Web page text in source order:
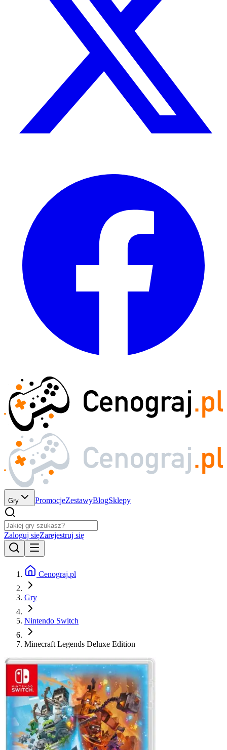
Gry PromocjeZestawyBlogSklepy
Zaloguj sięZarejestruj się
Cenograj.pl
Gry
Nintendo Switch
Minecraft Legends Deluxe Edition